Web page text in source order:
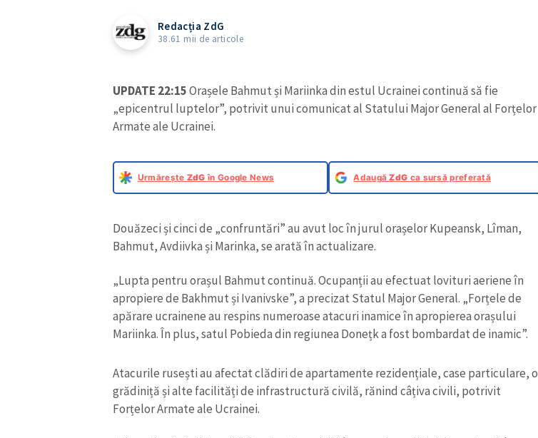
Redacția ZdG
38.61 mii de articole
UPDATE 22:15Orașele Bahmut și Mariinka din estul Ucrainei continuă să fie
„epicentrul luptelor”, potrivit unui comunicat al Statului Major General al Forțelor
Armate ale Ucrainei.
Urmărește ZdG în Google News AdaugăZdG ca sursă preferată
Douăzeci și cinci de „confruntări” au avut loc în jurul orașelor Kupeansk, Lîman,
Bahmut, Avdiivka și Marinka, se arată în actualizare.
„Lupta pentru orașul Bahmut continuă. Ocupanții au efectuat lovituri aeriene în
apropiere de Bakhmut și Ivanivske”, a precizat Statul Major General. „Forțele de
apărare ucrainene au respins numeroase atacuri inamice în apropierea orașului
Mariinka. În plus, satul Pobieda din regiunea Donețk a fost bombardat de inamic”.
Atacurile rusești au afectat clădiri de apartamente rezidențiale, case particulare, o
grădiniță și alte facilități de infrastructură civilă, rănind câțiva civili, potrivit
Forțelor Armate ale Ucrainei.
Titlu știre + Adaugă titlu
Fotografie + Încarcă imagine
Link media